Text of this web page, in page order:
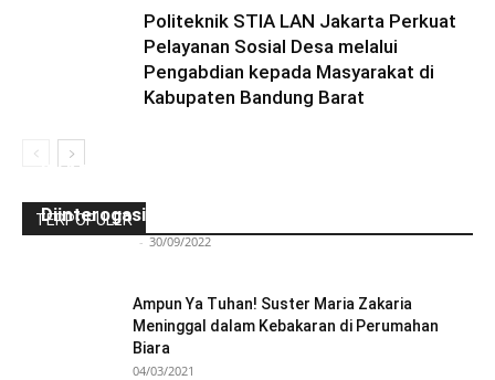
Politeknik STIA LAN Jakarta Perkuat
Pelayanan Sosial Desa melalui
Pengabdian kepada Masyarakat di
Kabupaten Bandung Barat
TERPOPULER
Ini Kronologinya! Diduga Teriaki Kata Sambo,
Diinterogasi Aparat Polres Sikka
- 30/09/2022
Ampun Ya Tuhan! Suster Maria Zakaria
Meninggal dalam Kebakaran di Perumahan
Biara
04/03/2021